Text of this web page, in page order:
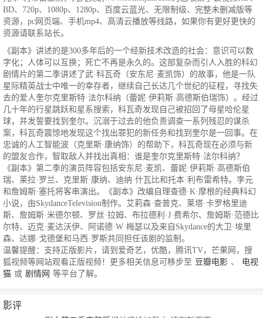
BD、720p、1080p、1280p、百度云蓝光、无限制级、完整未删减版等
资源，pc网页端、手机mp4、高清云播放等线路，如果你有更好更快的
资源请联系站长。
《副本》讲述的是300多年后的一个经新技术改造的社会：意识可以数
字化；人体可以互换；死亡不再是永久的。这部复杂而引人入胜的科幻
剧情片的第二季讲述了武·科瓦奇（安东尼·麦凯饰）的故事，他是一队
星际精英战士中唯一的幸存者，继续自己长达几个世纪的征程，寻找失
去的爱人奎尔克里斯特·法尔科纳（蕾妮·伊莉斯·高德斯伯瑞饰）。经过
几十年的行星跳跃和星系搜索，科瓦奇发现自己被招回了母星哈伦星
球，并发誓要找到奎尔。沉溺于过去的他负责调查一系列残忍的谋杀
案，科瓦奇震惊地发现这个找出罪犯的新任务和找到奎尔是一回事。在
忠诚的人工智能波（克里斯·康纳饰）的帮助下，科瓦奇现在必须与新
的盟友合作，智取敌人并找出真相：谁是奎尔克里斯特·法尔科纳？
《副本》第二季的演员阵容包括安东尼·麦凯、蕾妮·伊莉斯·高德斯伯
瑞、莱拉·罗兰、克里斯·康纳、迪纳·什瓦比和托本·利布雷希特。李元
和詹姆斯·塞托将客串演出。《副本》改编自理查德·K·摩根的经典科幻
小说，由SkydanceTelevision制作。艾莉森·查普克、莱塔·卡罗格里迪
斯、詹姆斯·米德尔顿、罗丝·拉姆、布拉德利·J·费希尔、詹姆斯·范德比
尔特、迈克·麦达沃伊、阿诺德·W·梅瑟以及来自Skydance的大卫·埃里
森、达娜·戈德堡和马西·罗斯共同担任该剧的监制。
温馨提醒：支持正版影片，请到爱奇艺，优酷，腾讯TV，芒果网，搜
狐视频等网站观看正版视频！更多相关信息可移步至 豆瓣电影 、
电视
猫 或 剧情网 等平台了解。
影评